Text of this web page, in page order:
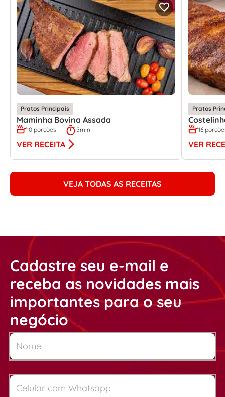
Pratos Principais
Maminha Bovina Assada
10 porções 5min
VER RECEITA
Pratos
16
VER
VEJA TODAS AS RECEITAS
Cadastre seu e-mail e
receba as novidades mais
importantes para o seu
negócio